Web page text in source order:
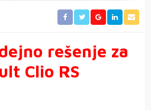
rešenje za
Clio RS